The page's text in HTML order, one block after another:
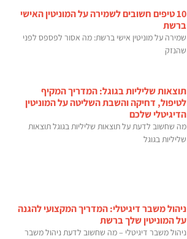
10 טיפים חשובים לשמירה על המוניטין האישי
ברשת
שמירה על מוניטין אישי ברשת: מה אסור לפספס לפני
שהנזק
תוצאות שליליות בגוגל: המדריך המקיף
לטיפול, דחיקה והשבת השליטה על המוניטין
הדיגיטלי שלכם
מה שחשוב לדעת על תוצאות שליליות בגוגל תוצאות
שליליות בגוגל
ניהול משבר דיגיטלי: המדריך המקצועי להגנה
על המוניטין שלך ברשת
ניהול משבר דיגיטלי – מה שחשוב לדעת ניהול משבר